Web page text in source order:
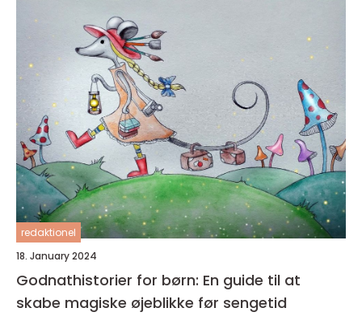
redaktionel
18. January 2024
Godnathistorier for børn: En guide til at
skabe magiske øjeblikke før sengetid